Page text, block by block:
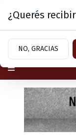
¿Querés
NO, GRACIAS